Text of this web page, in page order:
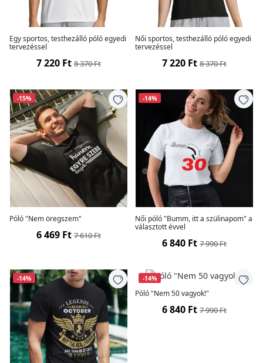
Egy sportos, testhezálló póló egyedi
tervezéssel
7 220 Ft 8 370 Ft
Női sportos, testhezálló póló egyedi
tervezéssel
7 220 Ft 8 370 Ft
-15%
Póló "Nem öregszem"
6 469 Ft 7 610 Ft
-14%
Női póló "Bumm, itt a szülinapom" a
választott évvel
6 840 Ft 7 990 Ft
-14% -14%
Póló "Nem 50 vagyok!"
6 840 Ft 7 990 Ft